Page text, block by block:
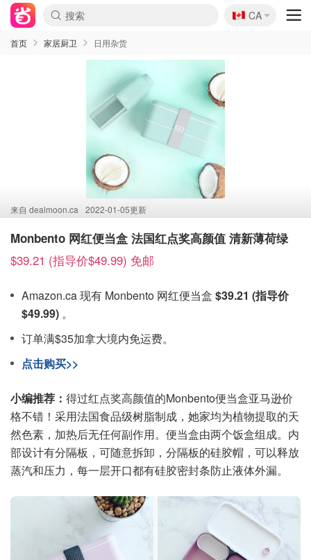
🇨🇦
CA
首页 家居厨卫 日用杂货
来自 dealmoon.ca 2022-01-05更新
Monbento 网红便当盒 法国红点奖高颜值 清新薄荷绿
$39.21 (指导价$49.99) 免邮
Amazon.ca 现有 Monbento 网红便当盒 $39.21 (指导价
$49.99) 。
订单满$35加拿大境内免运费。
点击购买>>
小编推荐： 得过红点奖高颜值的Monbento便当盒亚马逊价
格不错！采用法国食品级树脂制成，她家均为植物提取的天
然色素，加热后无任何副作用。便当盒由两个饭盒组成。内
部设计有分隔板，可随意拆卸，分隔板的硅胶帽，可以释放
蒸汽和压力，每一层开口都有硅胶密封条防止液体外漏。